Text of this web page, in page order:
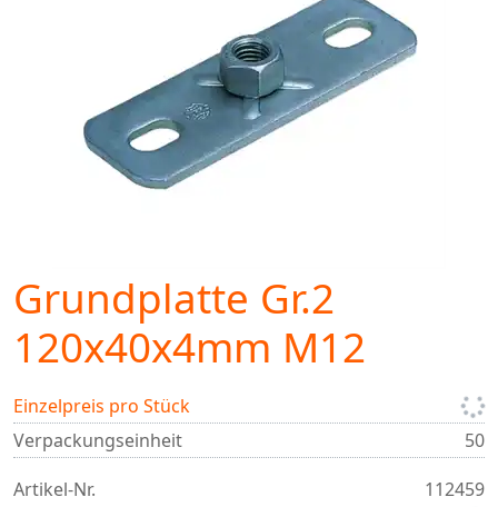
Grundplatte Gr.2
120x40x4mm M12
Einzelpreis pro Stück
Verpackungseinheit
50
Artikel-Nr.
112459